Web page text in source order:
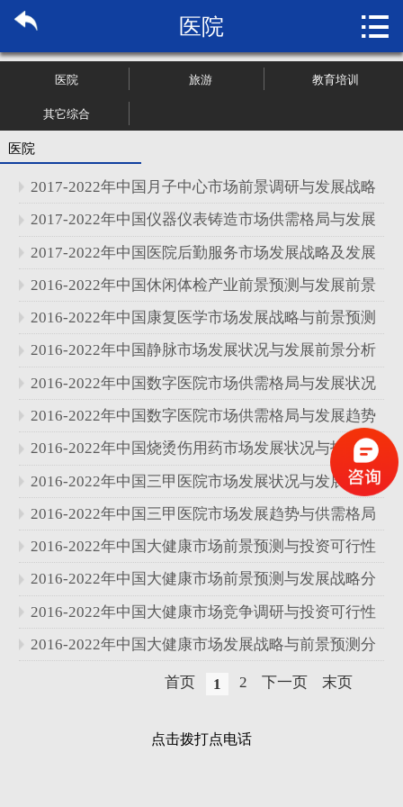
关于博纳
行业报告
大数据
新闻资讯
加入我们
医院 
医院 旅游 教育培训
其它综合
医院
2017-2022年中国月子中心市场前景调研与发展战略
分析报告
2017-2022年中国仪器仪表铸造市场供需格局与发展
状况分析报告
2017-2022年中国医院后勤服务市场发展战略及发展
前景分析报告
2016-2022年中国休闲体检产业前景预测与发展前景
分析报告
2016-2022年中国康复医学市场发展战略与前景预测
分析报告
2016-2022年中国静脉市场发展状况与发展前景分析
报告
2016-2022年中国数字医院市场供需格局与发展状况
分析报告
2016-2022年中国数字医院市场供需格局与发展趋势
分析报告
2016-2022年中国烧烫伤用药市场发展状况与投资可
行性研究报告
2016-2022年中国三甲医院市场发展状况与发展前景
分析报告
2016-2022年中国三甲医院市场发展趋势与供需格局
分析报告
2016-2022年中国大健康市场前景预测与投资可行性
研究报告
2016-2022年中国大健康市场前景预测与发展战略分
析报告
2016-2022年中国大健康市场竞争调研与投资可行性
研究报告
2016-2022年中国大健康市场发展战略与前景预测分
首页 1 2 下一页 末页
点击拨打点电话